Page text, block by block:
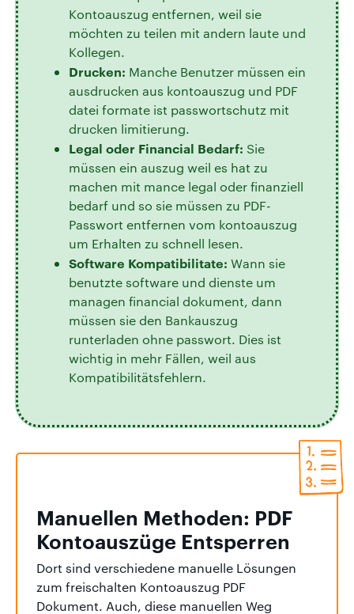
Kontoauszug entfernen, weil sie
möchten zu teilen mit andern laute und
Kollegen.
Drucken: Manche Benutzer müssen ein
ausdrucken aus kontoauszug und PDF
datei formate ist passwortschutz mit
drucken limitierung.
Legal oder Financial Bedarf: Sie
müssen ein auszug weil es hat zu
machen mit mance legal oder finanziell
bedarf und so sie müssen zu PDF-
Passwort entfernen vom kontoauszug
um Erhalten zu schnell lesen.
Software Kompatibilitate: Wann sie
benutzte software und dienste um
managen financial dokument, dann
müssen sie den Bankauszug
runterladen ohne passwort. Dies ist
wichtig in mehr Fällen, weil aus
Kompatibilitätsfehlern.
Manuellen Methoden: PDF
Kontoauszüge Entsperren
Dort sind verschiedene manuelle Lösungen
zum freischalten Kontoauszug PDF
Dokument. Auch, diese manuellen Weg